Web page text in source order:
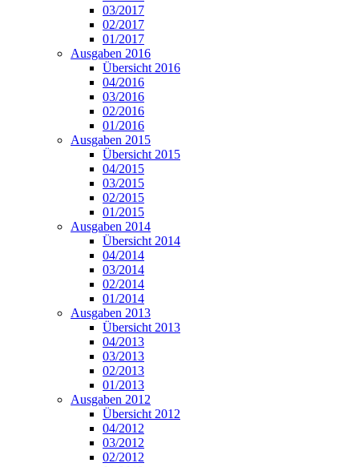
03/2017
02/2017
01/2017
Ausgaben 2016
Übersicht 2016
04/2016
03/2016
02/2016
01/2016
Ausgaben 2015
Übersicht 2015
04/2015
03/2015
02/2015
01/2015
Ausgaben 2014
Übersicht 2014
04/2014
03/2014
02/2014
01/2014
Ausgaben 2013
Übersicht 2013
04/2013
03/2013
02/2013
01/2013
Ausgaben 2012
Übersicht 2012
04/2012
03/2012
02/2012